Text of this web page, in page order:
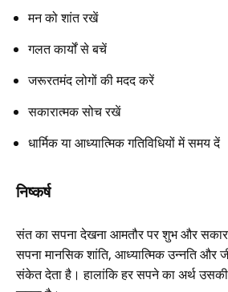
मन को शांत रखें
गलत कार्यों से बचें
जरूरतमंद लोगों की मदद करें
सकारात्मक सोच रखें
धार्मिक या आध्यात्मिक गतिविधियों में समय दें
निष्कर्ष
संत का सपना देखना आमतौर पर शुभ और
सपना मानसिक शांति, आध्यात्मिक उन्नति और
संकेत देता है। हालांकि हर सपने का अर्थ उसकी